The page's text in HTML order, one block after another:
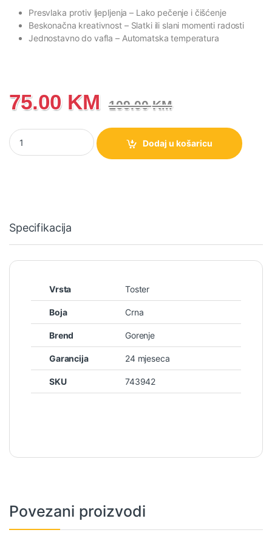
Presvlaka protiv ljepljenja– Lako pečenje i čišćenje
Beskonačna kreativnost – Slatki ili slani momenti radosti
Jednostavno do vafla– Automatska temperatura
75.00 KM 109.00KM
Toster aparat za vafle Gorenje WM701W količina
Dodaj u košaricu
Specifikacija
Vrsta Toster
Boja Crna
Brend Gorenje
Garancija 24 mjeseca
SKU 743942
Povezani proizvodi